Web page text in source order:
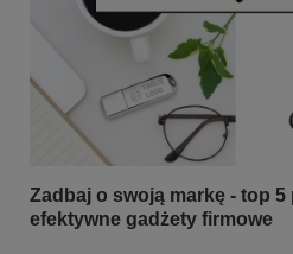
Zadbaj o swoją markę - top 5
efektywne gadżety firmowe